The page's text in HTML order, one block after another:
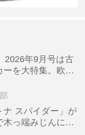
2026年9月号は古
を大特集。欧州
ナ スパイダー」が
っ端みじんにな